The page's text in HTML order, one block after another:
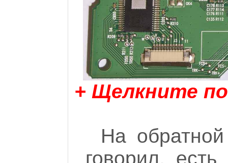
+ Щелкните
На
говорил,